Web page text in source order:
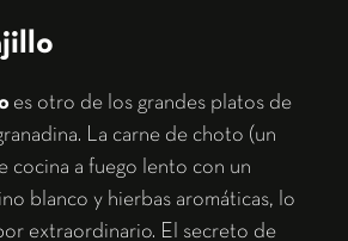
es otro de los grandes platos de
La carne de choto (un
cocina a fuego lento con un
blanco y hierbas aromáticas, lo
extraordinario. El secreto de